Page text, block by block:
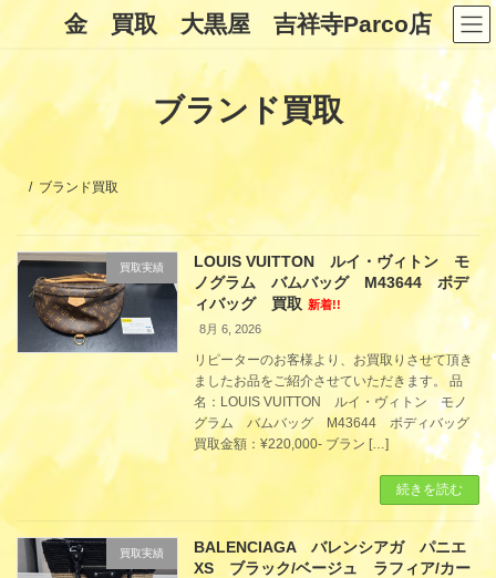
ン
キ
ッ
ー
に
移
金 買取 大黒屋 吉祥寺Parco店
ブランド買取
ブランド買取
買取実績
LOUIS VUITTON ルイ・ヴィトン モ
ノグラム バムバッグ M43644 ボデ
ィバッグ 買取 新着!!
8月 6, 2026
リピーターのお客様より、お買取りさせて頂き
ましたお品をご紹介させていただきます。 品
名：LOUIS VUITTON ルイ・ヴィトン モノ
グラム バムバッグ M43644 ボディバッグ
買取金額：¥220,000- ブラン […]
続きを読む
買取実績
BALENCIAGA バレンシアガ パニエ
XS ブラック/ベージュ ラフィア/カー